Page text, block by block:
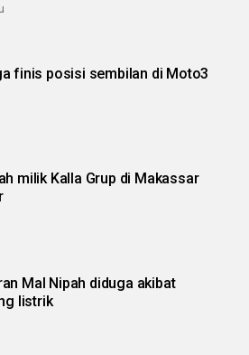
finis posisi sembilan di Moto3
milik Kalla Grup di Makassar
Mal Nipah diduga akibat
listrik